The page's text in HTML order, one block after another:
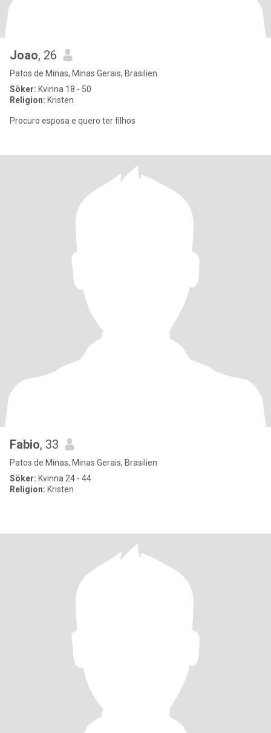
Joao, 26
Patos de Minas, Minas Gerais, Brasilien
Söker: Kvinna 18 - 50
Religion: Kristen
Procuro esposa e quero ter filhos
Fabio, 33
Patos de Minas, Minas Gerais, Brasilien
Söker: Kvinna 24 - 44
Religion: Kristen